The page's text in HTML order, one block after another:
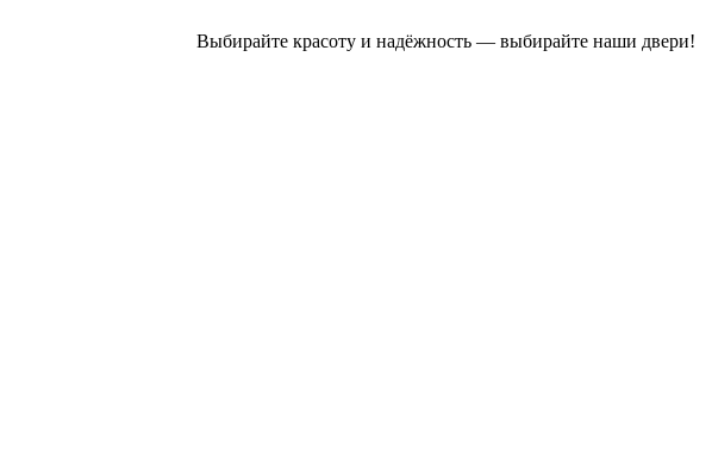
Выбирайте красоту и надёжность — выбирайте наши двери!